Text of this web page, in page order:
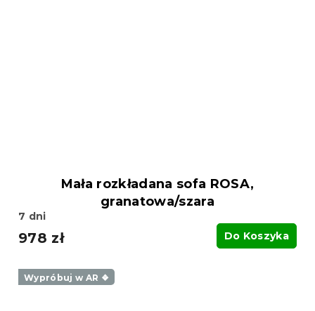
Mała rozkładana sofa ROSA,
granatowa/szara
7 dni
978 zł Do Koszyka
Wypróbuj w AR ❖